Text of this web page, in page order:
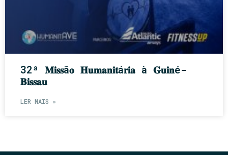
32ª 𝐌𝐢𝐬𝐬ã𝐨 𝐇𝐮𝐦𝐚𝐧𝐢𝐭á𝐫𝐢𝐚 à 𝐆𝐮𝐢𝐧é-
𝐁𝐢𝐬𝐬𝐚𝐮
LER MAIS »